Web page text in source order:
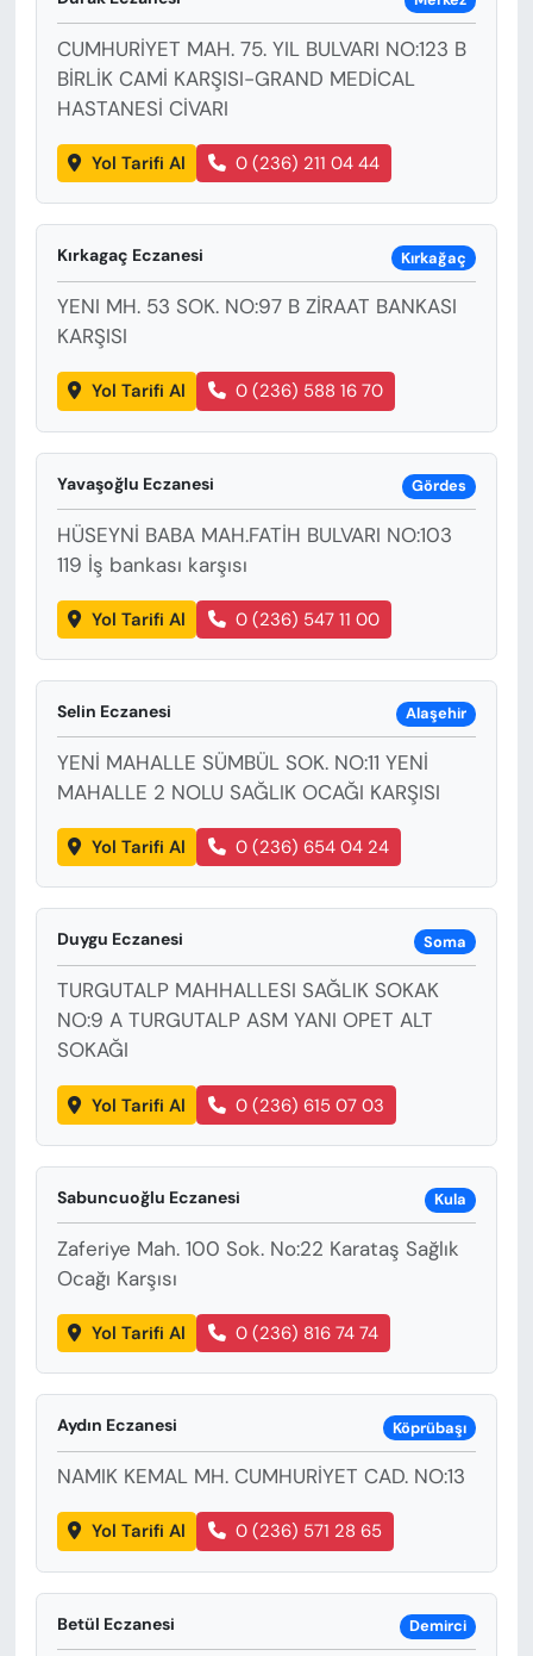
CUMHURİYET MAH. 75. YIL BULVARI NO:123 B
BİRLİK CAMİ KARŞISI-GRAND MEDİCAL
HASTANESİ CİVARI
Yol Tarifi Al 0 (236) 211 04 44
Kırkagaç Eczanesi Kırkağaç
YENI MH. 53 SOK. NO:97 B ZİRAAT BANKASI
KARŞISI
Yol Tarifi Al 0 (236) 588 16 70
Yavaşoğlu Eczanesi Gördes
HÜSEYNİ BABA MAH.FATİH BULVARI NO:103
119 İş bankası karşısı
Yol Tarifi Al 0 (236) 547 11 00
Selin Eczanesi Alaşehir
YENİ MAHALLE SÜMBÜL SOK. NO:11 YENİ
MAHALLE 2 NOLU SAĞLIK OCAĞI KARŞISI
Yol Tarifi Al 0 (236) 654 04 24
Duygu Eczanesi Soma
TURGUTALP MAHHALLESI SAĞLIK SOKAK
NO:9 A TURGUTALP ASM YANI OPET ALT
SOKAĞI
Yol Tarifi Al 0 (236) 615 07 03
Sabuncuoğlu Eczanesi Kula
Zaferiye Mah. 100 Sok. No:22 Karataş Sağlık
Ocağı Karşısı
Yol Tarifi Al 0 (236) 816 74 74
Aydın Eczanesi Köprübaşı
NAMIK KEMAL MH. CUMHURİYET CAD. NO:13
Yol Tarifi Al 0 (236) 571 28 65
Betül Eczanesi Demirci